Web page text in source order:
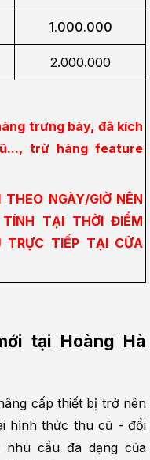
1.000.000
2.000.000
trưng bày, đã kích
trừ hàng feature
NGÀY/GIỜ NÊN
TẠI THỜI ĐIỂM
TRỰC TIẾP TẠI CỬA
tại Hoàng Hà
cấp thiết bị trở nên
hình thức thu cũ - đổi
cầu đa dạng của